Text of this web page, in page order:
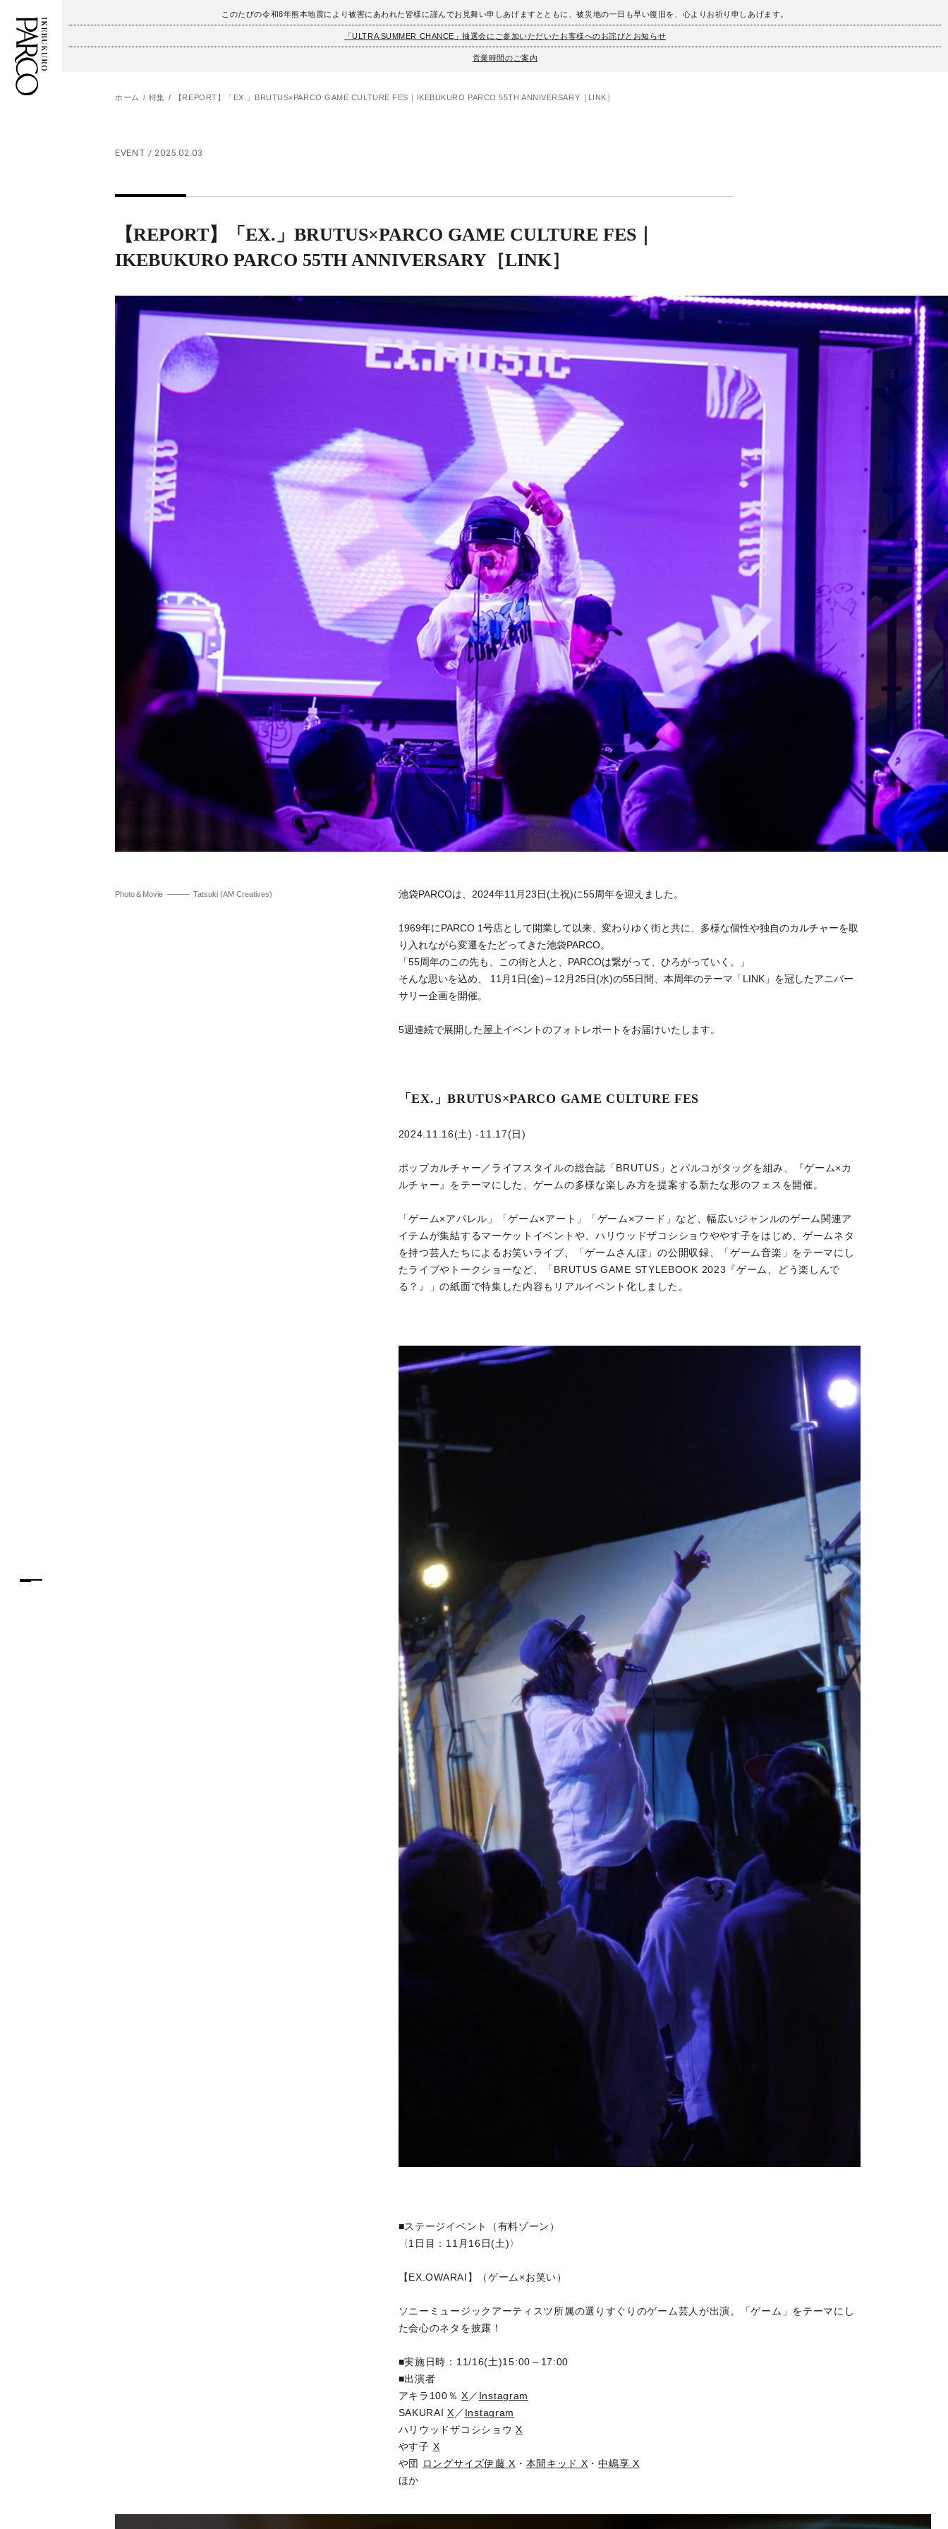
このたびの令和8年熊本地震により被害にあわれた皆様に謹んでお見舞い申しあげますとともに、被災地の一日も早い復旧を、心よりお祈り申しあげます。
「ULTRA SUMMER CHANCE」抽選会にご参加いただいたお客様へのお詫びとお知らせ
営業時間のご案内
フロアガイド
レストラン・カフェ
PARCOメンバーズ
ENGLISH
ホーム 特集 【REPORT】「EX.」BRUTUS×PARCO GAME CULTURE FES｜IKEBUKURO PARCO 55TH ANNIVERSARY［LINK］
EVENT / 2025.02.03
【REPORT】「EX.」BRUTUS×PARCO GAME CULTURE FES｜
IKEBUKURO PARCO 55TH ANNIVERSARY［LINK］
池袋PARCOは、2024年11月23日(土祝)に55周年を迎えました。
1969年にPARCO 1号店として開業して以来、変わりゆく街と共に、多様な個性や独自のカルチャーを取
り入れながら変遷をたどってきた池袋PARCO。
「55周年のこの先も、この街と人と、PARCOは繋がって、ひろがっていく。」
そんな思いを込め、 11月1日(金)～12月25日(水)の55日間、本周年のテーマ「LINK」を冠したアニバー
サリー企画を開催。
5週連続で展開した屋上イベントのフォトレポートをお届けいたします。
Photo＆Movie Tatsuki (AM Creatives)
「EX.」BRUTUS×PARCO GAME CULTURE FES
2024.11.16(土) -11.17(日)
ポップカルチャー／ライフスタイルの総合誌「BRUTUS」とパルコがタッグを組み、『ゲーム×カ
ルチャー』をテーマにした、ゲームの多様な楽しみ方を提案する新たな形のフェスを開催。
「ゲーム×アパレル」「ゲーム×アート」「ゲーム×フード」など、幅広いジャンルのゲーム関連ア
イテムが集結するマーケットイベントや、ハリウッドザコシショウややす子をはじめ、ゲームネタ
を持つ芸人たちによるお笑いライブ、「ゲームさんぽ」の公開収録、「ゲーム音楽」をテーマにし
たライブやトークショーなど、「BRUTUS GAME STYLEBOOK 2023『ゲーム、どう楽しんで
る？』」の紙面で特集した内容もリアルイベント化しました。
■ステージイベント（有料ゾーン）
〈1日目：11月16日(土)〉
【EX.OWARAI】（ゲーム×お笑い）
ソニーミュージックアーティスツ所属の選りすぐりのゲーム芸人が出演。「ゲーム」をテーマにし
た会心のネタを披露！
■実施日時：11/16(土)15:00～17:00
■出演者
アキラ100％X ／ Instagram
SAKURAIX ／ Instagram
ハリウッドザコシショウX
やす子 X
や団
ロングサイズ伊藤 X ・ 本間キッド X ・中嶋享 X
ほか